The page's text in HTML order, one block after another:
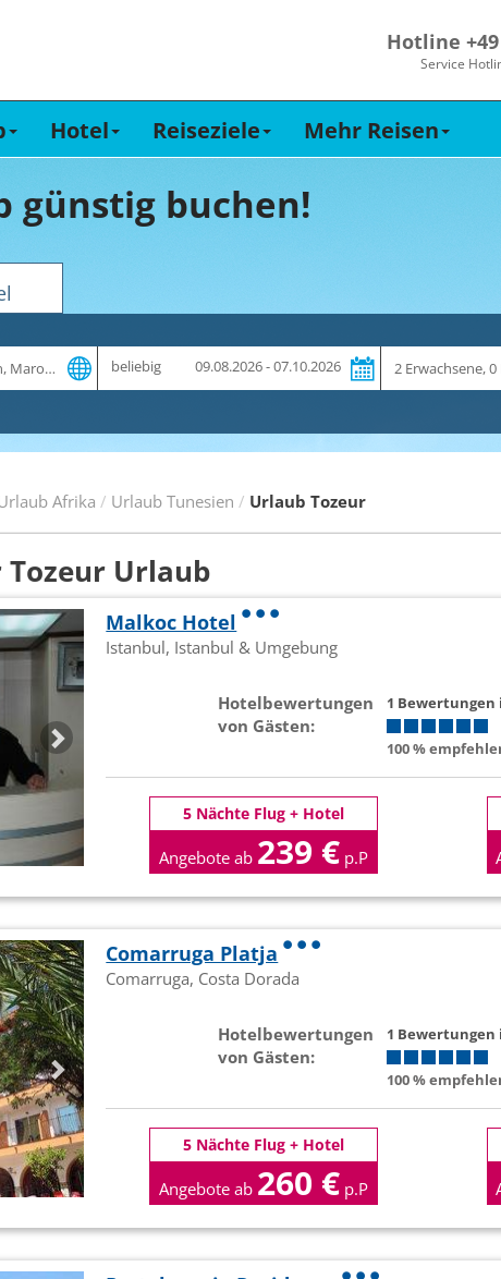
Hotline +49
Service
Hotel Reiseziele Mehr Reisen
günstig buchen!
Zeitraum
beliebig 09.08.2026 - 07.10.2026
Afrika Urlaub Tunesien Urlaub Tozeur
Urlaub
Malkoc Hotel
Istanbul, Istanbul & Umgebung
Hotelbewertungen
von Gästen:
1 Bewertungen
100 %
5 Nächte Flug + Hotel
Angebote ab 239 € p.P
Comarruga Platja
Comarruga, Costa Dorada
Hotelbewertungen
von Gästen:
1 Bewertungen
100 %
5 Nächte Flug + Hotel
Angebote ab 260 € p.P